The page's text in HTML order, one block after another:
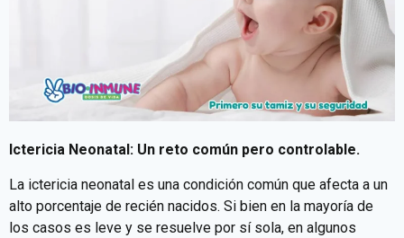
Ictericia Neonatal: Un reto común pero controlable.
La ictericia neonatal es una condición común que afecta a un
alto porcentaje de recién nacidos. Si bien en la mayoría de
los casos es leve y se resuelve por sí sola, en algunos